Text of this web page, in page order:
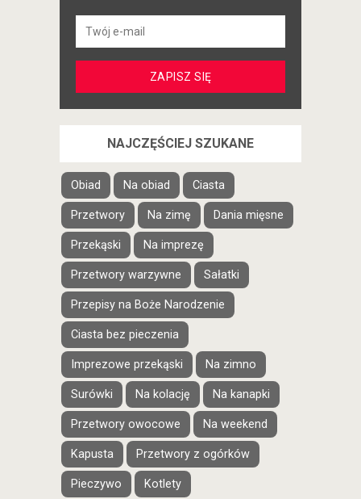
NAJCZĘŚCIEJ SZUKANE
Obiad Na obiad Ciasta
Przetwory Na zimę Dania mięsne
Przekąski Na imprezę
Przetwory warzywne Sałatki
Przepisy na Boże Narodzenie
Ciasta bez pieczenia
Imprezowe przekąski Na zimno
Surówki Na kolację Na kanapki
Przetwory owocowe Na weekend
Kapusta Przetwory z ogórków
Pieczywo Kotlety